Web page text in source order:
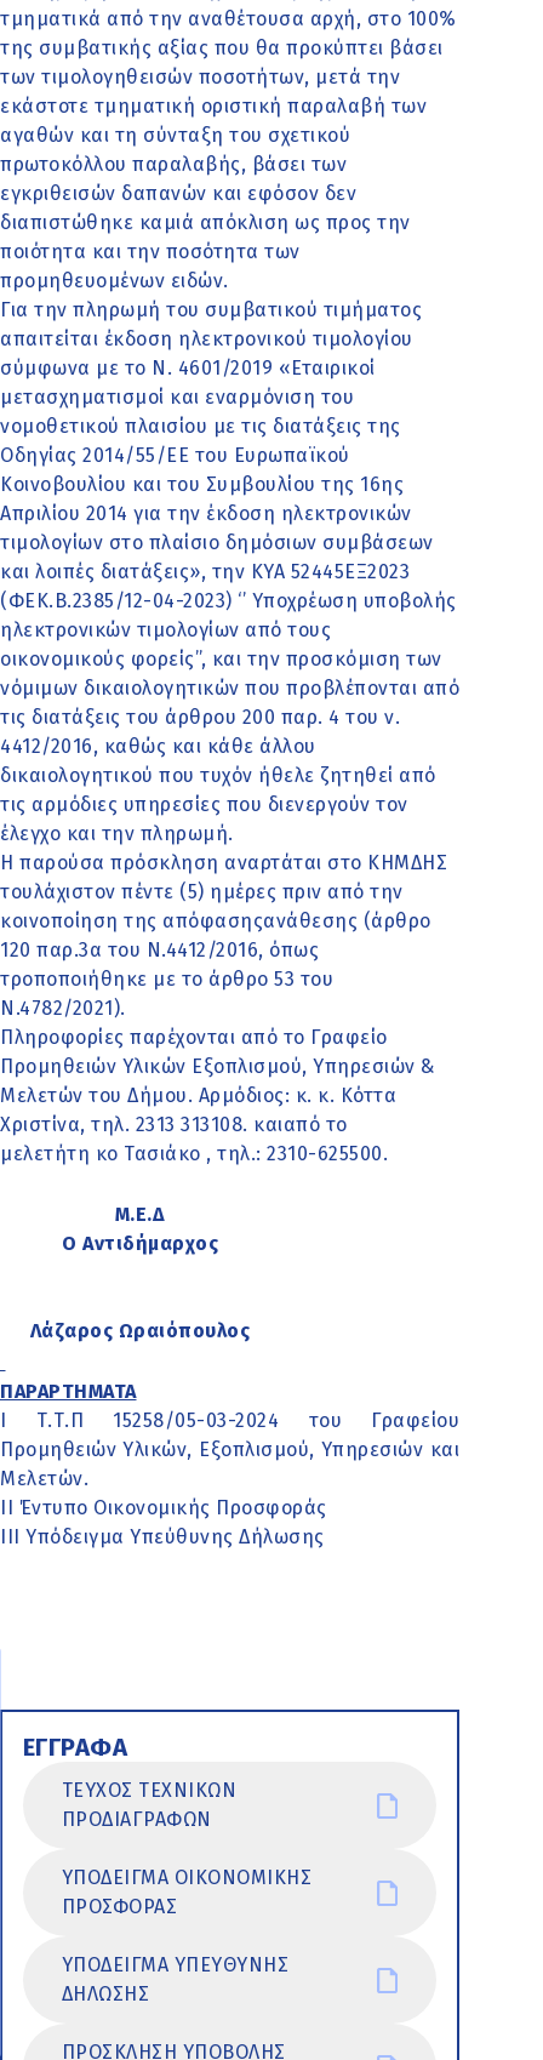
τμηματικά από την αναθέτουσα αρχή, στο 100%
της συμβατικής αξίας που θα προκύπτει βάσει
των τιμολογηθεισών ποσοτήτων, μετά την
εκάστοτε τμηματική οριστική παραλαβή των
αγαθών και τη σύνταξη του σχετικού
πρωτοκόλλου παραλαβής, βάσει των
εγκριθεισών δαπανών και εφόσον δεν
διαπιστώθηκε καμιά απόκλιση ως προς την
ποιότητα και την ποσότητα των
προμηθευομένων ειδών.
Για την πληρωμή του συμβατικού τιμήματος
απαιτείται έκδοση ηλεκτρονικού τιμολογίου
σύμφωνα με το Ν. 4601/2019 «Εταιρικοί
μετασχηματισμοί και εναρμόνιση του
νομοθετικού πλαισίου με τις διατάξεις της
Οδηγίας 2014/55/ΕΕ του Ευρωπαϊκού
Κοινοβουλίου και του Συμβουλίου της 16ης
Απριλίου 2014 για την έκδοση ηλεκτρονικών
τιμολογίων στο πλαίσιο δημόσιων συμβάσεων
και λοιπές διατάξεις», την ΚΥΑ 52445ΕΞ2023
(ΦΕΚ.Β.2385/12-04-2023) ‘’ Υποχρέωση υποβολής
ηλεκτρονικών τιμολογίων από τους
οικονομικούς φορείς’’, και την προσκόμιση των
νόμιμων δικαιολογητικών που προβλέπονται από
τις διατάξεις του άρθρου 200 παρ. 4 του ν.
4412/2016, καθώς και κάθε άλλου
δικαιολογητικού που τυχόν ήθελε ζητηθεί από
τις αρμόδιες υπηρεσίες που διενεργούν τον
έλεγχο και την πληρωμή.
Η παρούσα πρόσκληση αναρτάται στο ΚΗΜΔΗΣ
τουλάχιστον πέντε (5) ημέρες πριν από την
κοινοποίηση της απόφασηςανάθεσης (άρθρο
120 παρ.3α του Ν.4412/2016, όπως
τροποποιήθηκε με το άρθρο 53 του
Ν.4782/2021).
Πληροφορίες παρέχονται από το Γραφείο
Προμηθειών Υλικών Εξοπλισμού, Υπηρεσιών &
Μελετών του Δήμου. Αρμόδιος: κ. κ. Κόττα
Χριστίνα, τηλ. 2313 313108. καιαπό το
μελετήτη κο Τασιάκο , τηλ.: 2310-625500.
Μ.Ε.Δ
Ο Αντιδήμαρχος
Λάζαρος Ωραιόπουλος
ΠΑΡΑΡΤΗΜΑΤΑ
Ι Τ.Τ.Π 15258/05-03-2024 του Γραφείου
Προμηθειών Υλικών, Εξοπλισμού, Υπηρεσιών και
Μελετών.
ΙΙ Έντυπο Οικονομικής Προσφοράς
ΙΙΙ Υπόδειγμα Υπεύθυνης Δήλωσης
ΕΓΓΡΑΦΑ
ΤΕΥΧΟΣ ΤΕΧΝΙΚΩΝ
ΠΡΟΔΙΑΓΡΑΦΩΝ
ΥΠΟΔΕΙΓΜΑ ΟΙΚΟΝΟΜΙΚΗΣ
ΠΡΟΣΦΟΡΑΣ
ΥΠΟΔΕΙΓΜΑ ΥΠΕΥΘΥΝΗΣ
ΔΗΛΩΣΗΣ
ΠΡΟΣΚΛΗΣΗ ΥΠΟΒΟΛΗΣ